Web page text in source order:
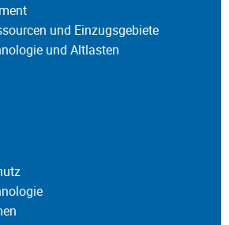
und Einzugsgebiete
und Altlasten